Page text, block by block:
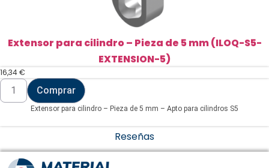
Extensor para cilindro – Pieza de 5 mm (ILOQ-S5-
EXTENSION-5)
16,34€
Extensor
para
cilindro
mm
(ILOQ-
Comprar
Extensor para cilindro – Pieza de 5 mm – Apto para cilindros S5
Reseñas